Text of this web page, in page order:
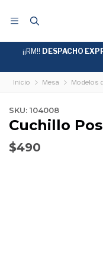
¡¡RM!! DESPACHO
Inicio Mesa Modelos
SKU: 104008
Cuchillo
$490